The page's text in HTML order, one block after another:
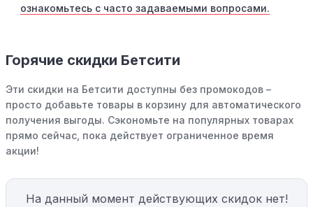
ознакомьтесь с часто задаваемыми вопросами.
Горячие скидки Бетсити
Эти скидки на Бетсити доступны без промокодов –
просто добавьте товары в корзину для автоматического
получения выгоды. Сэкономьте на популярных товарах
прямо сейчас, пока действует ограниченное время
акции!
На данный момент действующих скидок нет!